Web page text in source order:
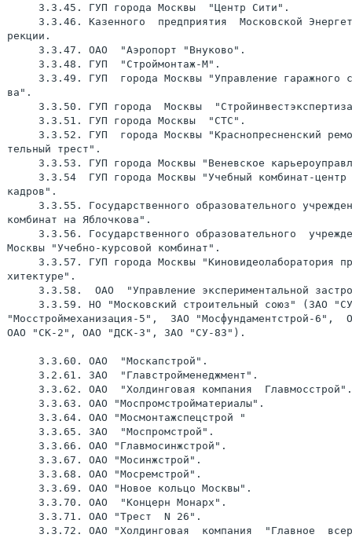
     3.3.45. ГУП города Москвы  "Центр Сити".
3.3.46. Казенного  предприятия  Московской
рекции.
     3.3.47. ОАО  "Аэропорт "Внуково".
     3.3.48. ГУП  "Строймонтаж-М".
3.3.49. ГУП  города Москвы "Управление гаражного
ва".
3.3.50. ГУП города  Москвы
     3.3.51. ГУП города Москвы  "СТС".
3.3.52. ГУП  города Москвы "Краснопресненский
тельный трест".
3.3.53. ГУП города Москвы "Веневское
3.3.54  ГУП города Москвы "Учебный комбинат-центр
кадров".
3.3.55. Государственного образовательного
комбинат на Яблочкова".
3.3.56. Государственного образовательного
Москвы "Учебно-курсовой комбинат".
3.3.57. ГУП города Москвы "Киновидеолаборатория
хитектуре".
3.3.58.  ОАО  "Управление экспериментальной
3.3.59. НО "Московский строительный союз" (ЗАО
"Мосстроймеханизация-5",  ЗАО "Мосфундаментстрой-6",
ОАО "СК-2", ОАО "ДСК-3", ЗАО "СУ-83").
     3.3.60. ОАО  "Москапстрой".
     3.2.61. ЗАО  "Главстройменеджмент".
     3.3.62. ОАО  "Холдинговая компания  Главмосстрой".
     3.3.63. ОАО "Моспромстройматериалы".
     3.3.64. ОАО "Мосмонтажспецстрой "
     3.3.65. ЗАО  "Моспромстрой".
     3.3.66. ОАО "Главмосинжстрой".
     3.3.67. ОАО "Мосинжстрой".
     3.3.68. ОАО "Мосремстрой".
     3.3.69. ОАО "Новое кольцо Москвы".
     3.3.70. ОАО  "Концерн Монарх".
     3.3.71. ОАО "Трест  N 26".
3.3.72. ОАО "Холдинговая  компания  "Главное